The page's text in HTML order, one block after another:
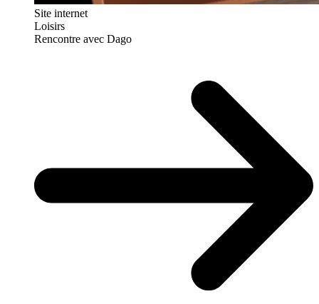
Site internet
Loisirs
Rencontre avec Dago